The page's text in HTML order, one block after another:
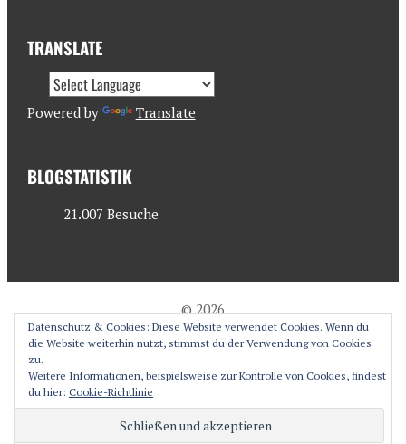
TRANSLATE
Powered by Translate
BLOGSTATISTIK
21.007 Besuche
© 2026
antjesoasis.com
Datenschutz & Cookies: Diese Website verwendet Cookies. Wenn du
die Website weiterhin nutzt, stimmst du der Verwendung von Cookies
zu.
Weitere Informationen, beispielsweise zur Kontrolle von Cookies, findest
du hier: Cookie-Richtlinie